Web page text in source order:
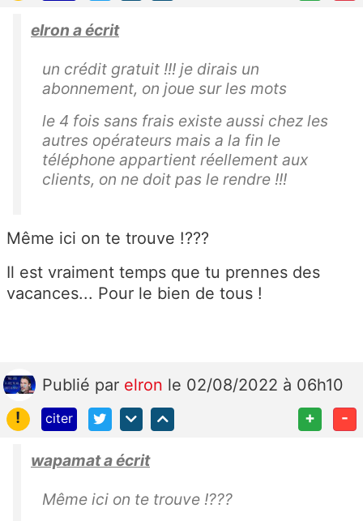
elron a écrit
un crédit gratuit !!! je dirais un
abonnement, on joue sur les mots
le 4 fois sans frais existe aussi chez les
autres opérateurs mais a la fin le
téléphone appartient réellement aux
clients, on ne doit pas le rendre !!!
Même ici on te trouve !???
Il est vraiment temps que tu prennes des
vacances... Pour le bien de tous !
Publié par elron le 02/08/2022 à 06h10
!
citer + -
wapamat a écrit
Même ici on te trouve !???